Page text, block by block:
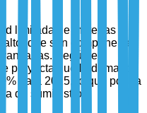
limitada de materias
que son componentes
Según el
proyecta que la demanda
para 2025, lo que podría
de suministro y